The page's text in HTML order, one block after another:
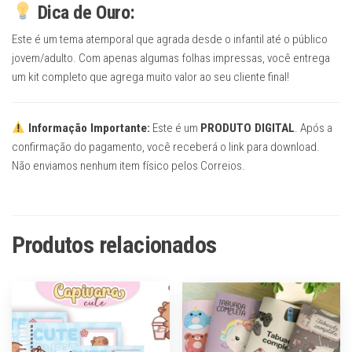
Dica de Ouro:
Este é um tema atemporal que agrada desde o infantil até o público
jovem/adulto. Com apenas algumas folhas impressas, você entrega
um kit completo que agrega muito valor ao seu cliente final!
Informação Importante: Este é um PRODUTO DIGITAL. Após a
confirmação do pagamento, você receberá o link para download.
Não enviamos nenhum item físico pelos Correios.
Produtos relacionados